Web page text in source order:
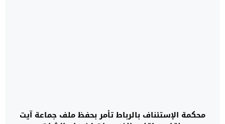
محكمة الإستئناف بالرباط تأمر بحفظ ملف جماعة آيت